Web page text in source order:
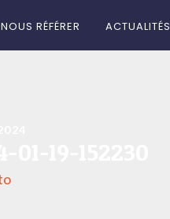
NOUS RÉFÉRER ACTUALITÉS